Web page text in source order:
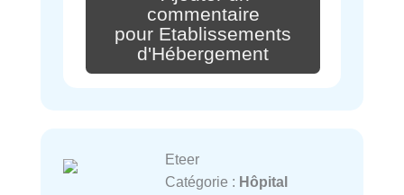
commentaire
pour Etablissements
d'Hébergement
Eteer
Catégorie : Hôpital